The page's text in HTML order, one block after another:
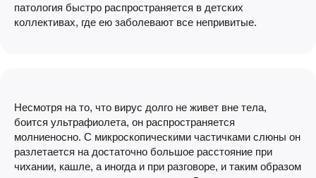
патология быстро распространяется в детских
коллективах, где ею заболевают все непривитые.
Несмотря на то, что вирус долго не живет вне тела,
боится ультрафиолета, он распространяется
молниеносно. С микроскопическими частичками слюны он
разлетается на достаточно большое расстояние при
чихании, кашле, а иногда и при разговоре, и таким образом